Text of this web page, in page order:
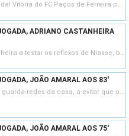
Termina a partida! Vitória do FC Paços de Ferreira por 3-2 no terreno do CD Tondela, no jogo inaugural da 34.ª jornada da Liga NOS. Com um bis de João Pedro (2' e 34') e outro de Tanque (5' e 36'), foi o golo de Hélder já na segunda parte que permitiu à equipa de Pepa fechar o campeonato com um triunfo.
ADRIANO CASTANHEIRA
Adriano Castanheira a testar os reflexos de Niasse, boa defesa do guarda-redes tondelense!
JOÃO AMARAL AOS 83'
Niasse! Voo do guarda-redes da casa, a evitar que o livre direto de João Amaral fosse à sua baliza.
JOÃO AMARAL AOS 75'